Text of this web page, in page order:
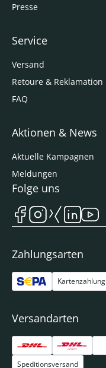
Presse
Service
Versand
Retoure & Reklamation
FAQ
Aktionen & News
Aktuelle Kampagnen
Meldungen
Zahlungsarten
Kartenzahlung
Versandarten
Speditionsversand
Folge uns